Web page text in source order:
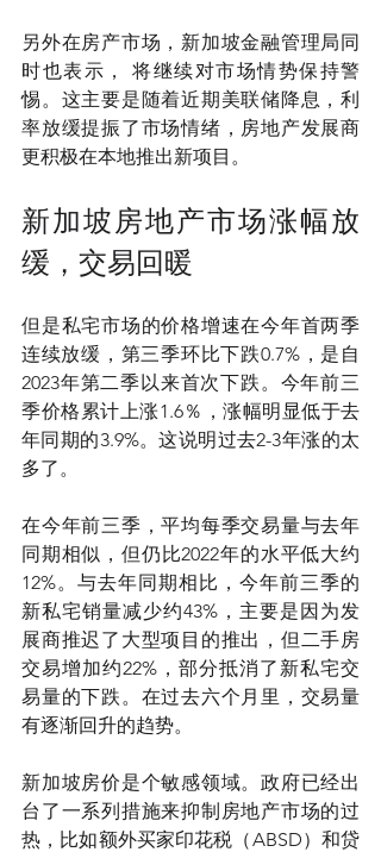
另外在房产市场，新加坡金融管理局同
时也表示， 将继续对市场情势保持警
惕。这主要是随着近期美联储降息，利
率放缓提振了市场情绪，房地产发展商
更积极在本地推出新项目。
新加坡房地产市场涨幅放
缓，交易回暖
但是私宅市场的价格增速在今年首两季
连续放缓，第三季环比下跌0.7%，是自
2023年第二季以来首次下跌。今年前三
季价格累计上涨1.6％，涨幅明显低于去
年同期的3.9%。这说明过去2-3年涨的太
多了。
在今年前三季，平均每季交易量与去年
同期相似，但仍比2022年的水平低大约
12%。与去年同期相比，今年前三季的
新私宅销量减少约43%，主要是因为发
展商推迟了大型项目的推出，但二手房
交易增加约22%，部分抵消了新私宅交
易量的下跌。在过去六个月里，交易量
有逐渐回升的趋势。
新加坡房价是个敏感领域。政府已经出
台了一系列措施来抑制房地产市场的过
热，比如额外买家印花税（ABSD）和贷